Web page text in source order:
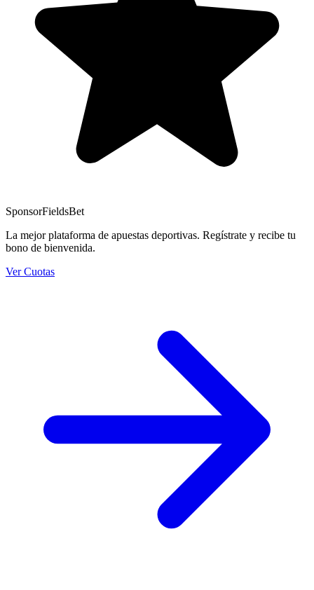
SponsorFieldsBet
La mejor plataforma de apuestas deportivas. Regístrate y recibe tu
bono de bienvenida.
Ver Cuotas